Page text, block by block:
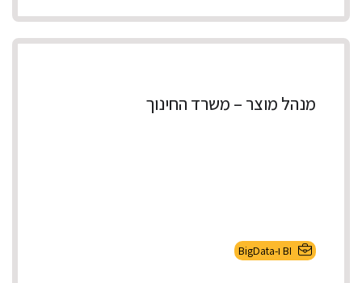
מנהל מוצר – משרד החינוך
BI ו-BigData